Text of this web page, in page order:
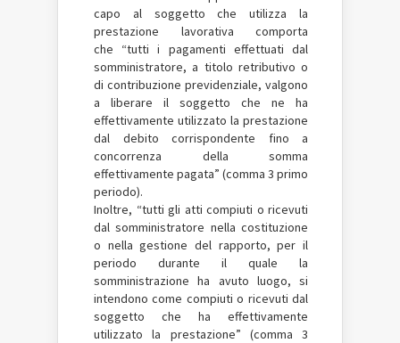
capo al soggetto che utilizza la
prestazione lavorativa comporta
che “tutti i pagamenti effettuati dal
somministratore, a titolo retributivo o
di contribuzione previdenziale, valgono
a liberare il soggetto che ne ha
effettivamente utilizzato la prestazione
dal debito corrispondente fino a
concorrenza della somma
effettivamente pagata” (comma 3 primo
periodo).
Inoltre, “tutti gli atti compiuti o ricevuti
dal somministratore nella costituzione
o nella gestione del rapporto, per il
periodo durante il quale la
somministrazione ha avuto luogo, si
intendono come compiuti o ricevuti dal
soggetto che ha effettivamente
utilizzato la prestazione” (comma 3